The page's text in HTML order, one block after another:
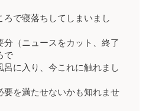
ろで寝落ちしてしまいまし
分（ニュースをカット、終了
で
呂に入り、今これに触れまし
要を満たせないかも知れませ